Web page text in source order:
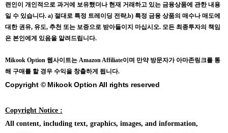
련인이 개인적으로 과거에 보유했더나 현재 거래하고 있는 금융상품에 관한 내용
일 수 있습니다. a) 절대로 특정 트레이딩 전략,b) 특정 금융 상품의 매수나 매도에
대한 권유, 유도, 추천 또는 보증으로 받아들이지 마십시오. 모든 최종투자의 책임
은 본인에게 있음을 알려드립니다.
Mikook Option 웹사이트는 Amazon Affiliate이며 만약 방문자가 아마존링크를 통
해 구매를 할 경우 수익을 창출하게 됩니다.
Copyright © Mikook Option All rights reserved
Copyright Notice :
All content, including text, graphics, images, and information,